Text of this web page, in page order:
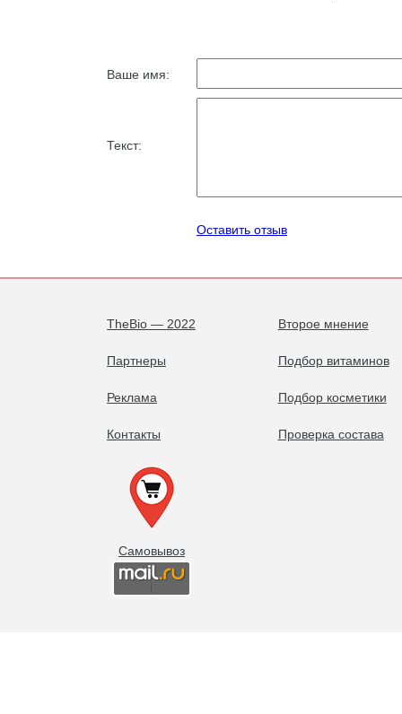
Ваше имя:
Текст:
Оставить отзыв
TheBio — 2022
Партнеры
Реклама
Контакты
Второе мнение
Подбор витаминов
Подбор косметики
Проверка состава
Самовывоз